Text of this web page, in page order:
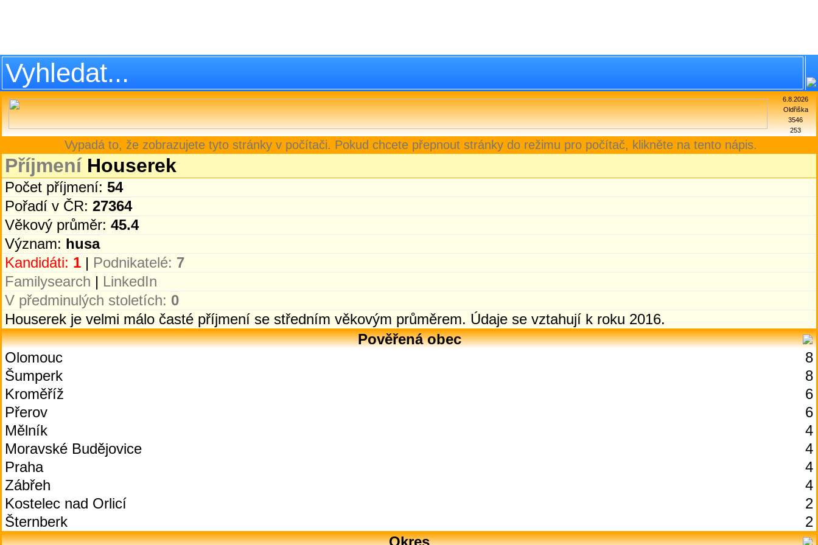
6.8.2026
Oldřiška
3546
253
Vypadá to, že zobrazujete tyto stránky v počítači. Pokud chcete přepnout stránky do režimu pro počítač, klikněte na tento nápis.
PříjmeníHouserek
Počet příjmení: 54
Pořadí v ČR: 27364
Věkový průměr: 45.4
Význam: husa
Kandidáti: 1 | Podnikatelé: 7
Familysearch | LinkedIn
V předminulých stoletích: 0
Houserek je velmi málo časté příjmení se středním věkovým průměrem. Údaje se vztahují k roku 2016.
Pověřená obec
Olomouc
8
Šumperk
8
Kroměříž
6
Přerov
6
Mělník
4
Moravské Budějovice
4
Praha
4
Zábřeh
4
Kostelec nad Orlicí
2
Šternberk
2
Okres